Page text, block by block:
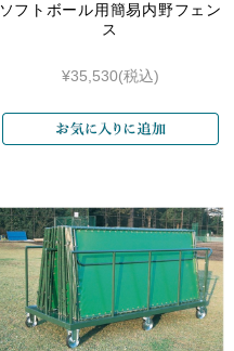
ソフトボール用簡易内野フェン
ス
¥35,530(税込)